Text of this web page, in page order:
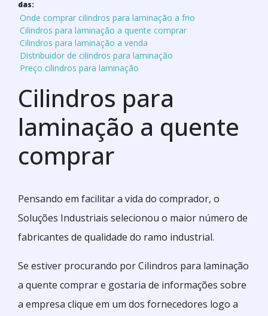
das:
Onde comprar cilindros para laminação a frio
Cilindros para laminação a quente comprar
Cilindros para laminação a venda
Distribuidor de cilindros para laminação
Preço cilindros para laminação
Cilindros para
laminação a quente
comprar
Pensando em facilitar a vida do comprador, o
Soluções Industriais selecionou o maior número de
fabricantes de qualidade do ramo industrial.
Se estiver procurando por Cilindros para laminação
a quente comprar e gostaria de informações sobre
a empresa clique em um dos fornecedores logo a